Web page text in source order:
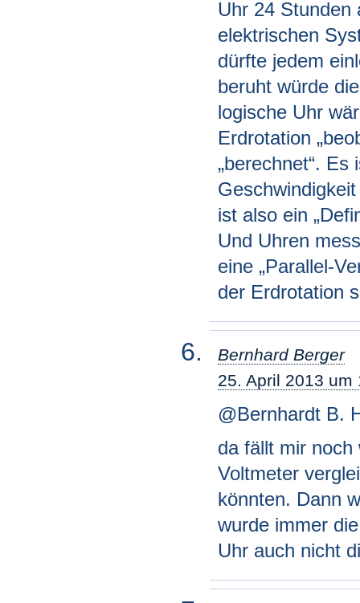
Uhr 24 Stunden
elektrischen
dürfte jedem
beruht würde
logische Uhr
Erdrotation
„berechnet“.
ist also ein
Und Uhren
eine „Parallel-
der Erdrotation
Bernhard Berger
25. April 2013 um
@Bernhardt B.
da fällt mir
Voltmeter
könnten. Dann
wurde immer
Uhr auch nicht